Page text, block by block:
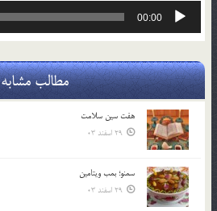
پخش‌کننده
00:00
مطالب مشابه
هفت سين سلامت
29 اسفند 03
سمنو؛ بمب ويتامين
29 اسفند 03